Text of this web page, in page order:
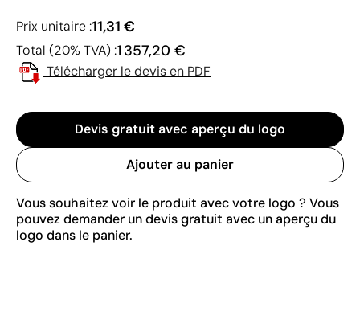
Prix unitaire :11,31 €
Total (20% TVA) :1 357,20 €
Télécharger le devis en PDF
Devis gratuit avec aperçu du logo
Ajouter au panier
Vous souhaitez voir le produit avec votre logo ? Vous
pouvez demander un devis gratuit avec un aperçu du
logo dans le panier.